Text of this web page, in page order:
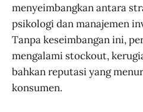
menyeimbangkan antara
psikologi dan manajemen
Tanpa keseimbangan ini,
mengalami stockout,
bahkan reputasi yang
konsumen.